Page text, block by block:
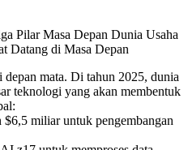
Pilar Masa Depan Dunia Usaha
Datang di Masa Depan
depan mata. Di tahun 2025, dunia
teknologi yang akan membentuk
miliar untuk pengembangan